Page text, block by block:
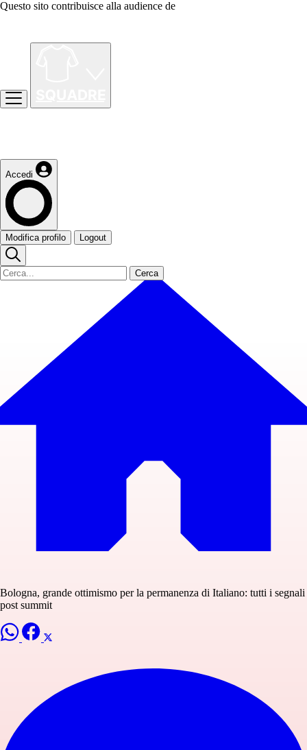
Questo sito contribuisce alla audience de
Accedi
Modifica profilo Logout
Cerca
Bologna, grande ottimismo per la permanenza di Italiano: tutti i segnali
post summit